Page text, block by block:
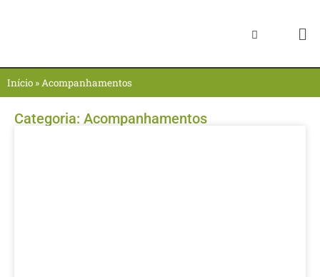
Início »Acompanhamentos
Categoria: Acompanhamentos